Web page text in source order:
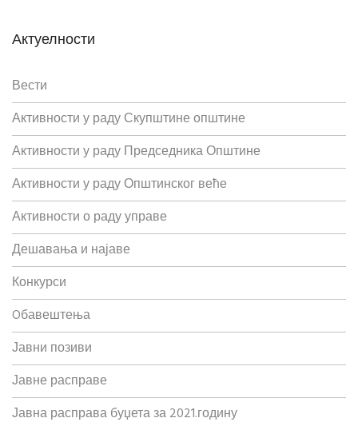
Актуелности
Вести
Активности у раду Скупштине општине
Активности у раду Председника Општине
Активности у раду Општинског веће
Активности о раду управе
Дешавања и најаве
Конкурси
Oбавештења
Јавни позиви
Јавне расправе
Јавна расправа буџета за 2021.годину